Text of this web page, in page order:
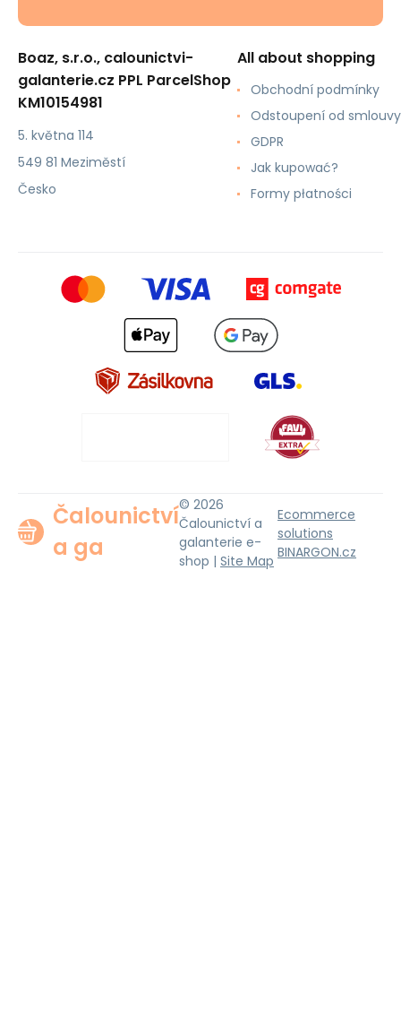
Boaz, s.r.o., calounictvi-
galanterie.cz PPL ParcelShop
KM10154981
5. května 114
549 81 Meziměstí
Česko
All about shopping
Obchodní podmínky
Odstoupení od smlouvy
GDPR
Jak kupować?
Formy płatności
Čalounictví
a ga
© 2026
Čalounictví a
galanterie e-
shop | Site Map
Ecommerce
solutions
BINARGON.cz